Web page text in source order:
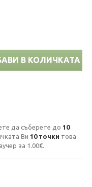
В КОЛИЧКАТА
да съберете до 10
Ви 10точки това
за 1.00€.